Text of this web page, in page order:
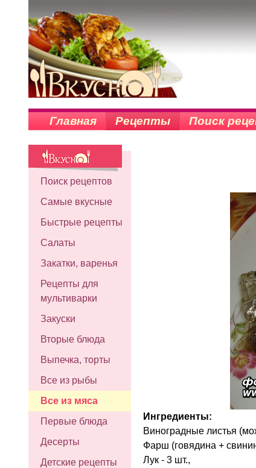
Главная Рецепты Поиск
Поиск рецептов
Самые вкусные
Быстрые рецепты
Салаты
Закатки, варенья
Рецепты для
мультиварки
Закуски
Вторые блюда
Выпечка, торты
Все из рыбы
Все из мяса
Первые блюда
Десерты
Детские рецепты
Ингредиенты:
Виноградные листья
Фарш (говядина +
Лук - 3 шт.,